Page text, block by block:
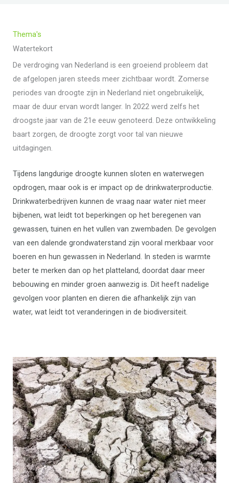
Thema's
Watertekort
De verdroging van Nederland is een groeiend probleem dat
de afgelopen jaren steeds meer zichtbaar wordt. Zomerse
periodes van droogte zijn in Nederland niet ongebruikelijk,
maar de duur ervan wordt langer. In 2022 werd zelfs het
droogste jaar van de 21e eeuw genoteerd. Deze ontwikkeling
baart zorgen, de droogte zorgt voor tal van nieuwe
uitdagingen.
Tijdens langdurige droogte kunnen sloten en waterwegen
opdrogen, maar ook is er impact op de drinkwaterproductie.
Drinkwaterbedrijven kunnen de vraag naar water niet meer
bijbenen, wat leidt tot beperkingen op het beregenen van
gewassen, tuinen en het vullen van zwembaden. De gevolgen
van een dalende grondwaterstand zijn vooral merkbaar voor
boeren en hun gewassen in Nederland. In steden is warmte
beter te merken dan op het platteland, doordat daar meer
bebouwing en minder groen aanwezig is. Dit heeft nadelige
gevolgen voor planten en dieren die afhankelijk zijn van
water, wat leidt tot veranderingen in de biodiversiteit.